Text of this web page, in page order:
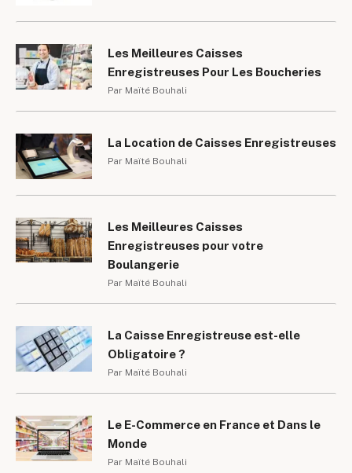
Les Meilleures Caisses
Enregistreuses Pour Les Boucheries
Par Maïté Bouhali
La Location de Caisses Enregistreuses
Par Maïté Bouhali
Les Meilleures Caisses
Enregistreuses pour votre
Boulangerie
Par Maïté Bouhali
La Caisse Enregistreuse est-elle
Obligatoire ?
Par Maïté Bouhali
Le E-Commerce en France et Dans le
Monde
Par Maïté Bouhali